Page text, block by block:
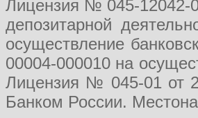
Лицензия № 045-12042-
депозитарной
осуществление
00004-000010 на
Лицензия № 045-01 от
Банком России.